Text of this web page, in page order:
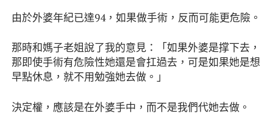
由於外婆年紀已達94，如果做手術，反而可能更危險。
那時和媽子老姐說了我的意見：「如果外婆是撑下去，
那即使手術有危險性她還是會扛過去，可是如果她是想
早點休息，就不用勉強她去做。」
決定權，應該是在外婆手中，而不是我們代她去做。